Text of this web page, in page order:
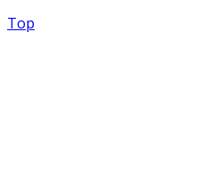
Top